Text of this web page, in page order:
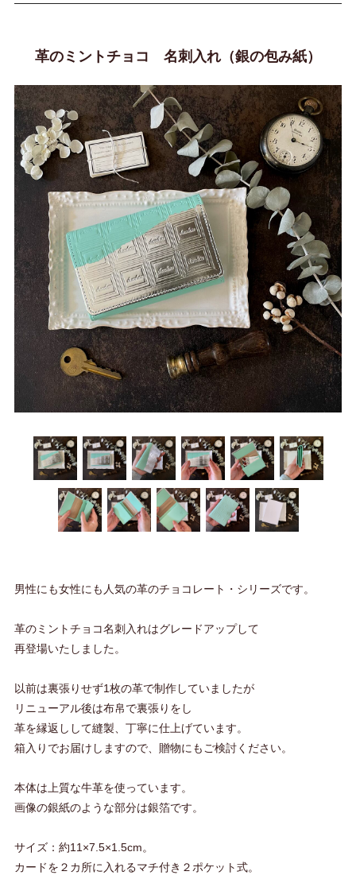
革のミントチョコ 名刺入れ（銀の包み紙）
男性にも女性にも人気の革のチョコレート・シリーズです。
革のミントチョコ名刺入れはグレードアップして
再登場いたしました。
以前は裏張りせず1枚の革で制作していましたが
リニューアル後は布帛で裏張りをし
革を縁返しして縫製、丁寧に仕上げています。
箱入りでお届けしますので、贈物にもご検討ください。
本体は上質な牛革を使っています。
画像の銀紙のような部分は銀箔です。
サイズ：約11×7.5×1.5cm。
カードを２カ所に入れるマチ付き２ポケット式。